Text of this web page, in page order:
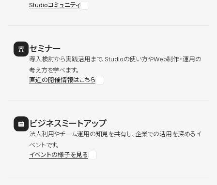
Studioコミュニティ
セミナー
導入検討から実践活用まで、Studioの使い方やWeb制作・運用の
考え方を学べます。
直近の開催情報はこちら
ビジネスミートアップ
法人利用やチーム運用の知見を共有し、企業での活用を深めるイ
ベントです。
イベントの様子を見る